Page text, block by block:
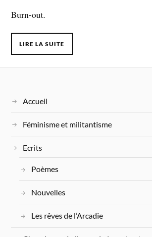
Burn-out.
LIRE LA SUITE
Accueil
Féminisme et militantisme
Ecrits
Poèmes
Nouvelles
Les rêves de l’Arcadie